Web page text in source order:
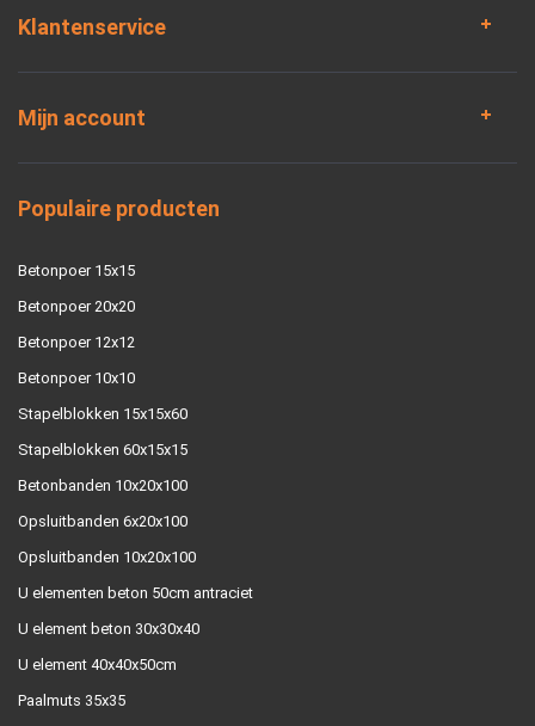
Klantenservice
Mijn account
Populaire producten
Betonpoer 15x15
Betonpoer 20x20
Betonpoer 12x12
Betonpoer 10x10
Stapelblokken 15x15x60
Stapelblokken 60x15x15
Betonbanden 10x20x100
Opsluitbanden 6x20x100
Opsluitbanden 10x20x100
U elementen beton 50cm antraciet
U element beton 30x30x40
U element 40x40x50cm
Paalmuts 35x35